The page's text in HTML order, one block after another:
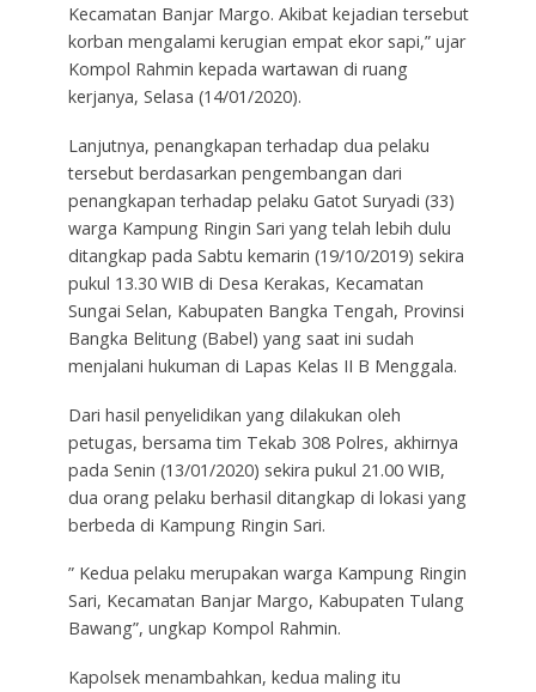
Kecamatan Banjar Margo. Akibat kejadian tersebut
korban mengalami kerugian empat ekor sapi,” ujar
Kompol Rahmin kepada wartawan di ruang
kerjanya, Selasa (14/01/2020).
Lanjutnya, penangkapan terhadap dua pelaku
tersebut berdasarkan pengembangan dari
penangkapan terhadap pelaku Gatot Suryadi (33)
warga Kampung Ringin Sari yang telah lebih dulu
ditangkap pada Sabtu kemarin (19/10/2019) sekira
pukul 13.30 WIB di Desa Kerakas, Kecamatan
Sungai Selan, Kabupaten Bangka Tengah, Provinsi
Bangka Belitung (Babel) yang saat ini sudah
menjalani hukuman di Lapas Kelas II B Menggala.
Dari hasil penyelidikan yang dilakukan oleh
petugas, bersama tim Tekab 308 Polres, akhirnya
pada Senin (13/01/2020) sekira pukul 21.00 WIB,
dua orang pelaku berhasil ditangkap di lokasi yang
berbeda di Kampung Ringin Sari.
” Kedua pelaku merupakan warga Kampung Ringin
Sari, Kecamatan Banjar Margo, Kabupaten Tulang
Bawang”, ungkap Kompol Rahmin.
Kapolsek menambahkan, kedua maling itu